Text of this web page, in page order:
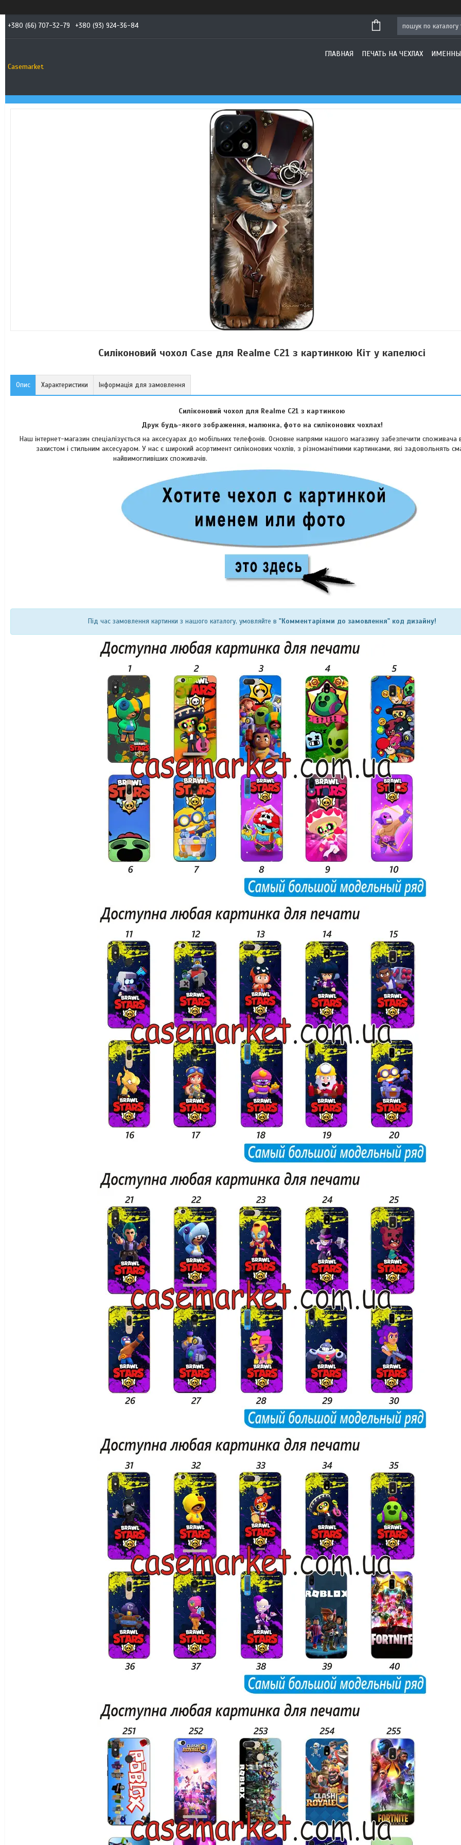
+380 (66) 707-32-79 +380 (93) 924-36-84
Casemarket
ГЛАВНАЯ ПЕЧАТЬ НА ЧЕХЛАХ
Силіконовий чохол Case для Realme C21 з картинкою Кіт у капелюсі
Опис Характеристики Інформація для замовлення
Силіконовий чохол для Realme C21 з картинкою
Друк будь-якого зображення, малюнка, фото на силіконових чохлах!
Наш інтернет-магазин спеціалізується на аксесуарах до мобільних телефонів. Основне напрями нашого магазину забезпечити споживача
захистом і стильним аксесуаром. У нас є широкий асортимент силіконових чохлів, з різноманітними картинками, які задовольнять
найвимогливіших споживачів.
Під час замовлення картинки з нашого каталогу, умовляйте в "Комментаріями до замовлення" код дизайну!